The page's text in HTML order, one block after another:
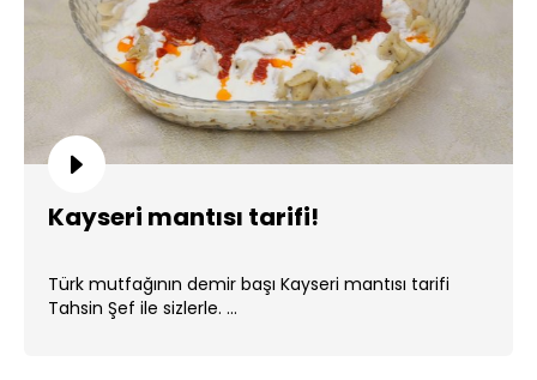
Kayseri mantısı tarifi!
Türk mutfağının demir başı Kayseri mantısı tarifi
Tahsin Şef ile sizlerle. ...